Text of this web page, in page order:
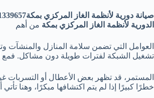
صيانة دورية لأنظمة الغاز المركزي بمكة0531339657
الدورية لأنظمة الغاز المركزي بمكة من أهم
العوامل التي تضمن سلامة المنازل والمنشآت
تشغيل الشبكة لفترات طويلة دون مشاكل. فمع
المستمر، قد تظهر بعض الأعطال أو التسربات
خطرًا كبيرًا إذا لم يتم اكتشافها مبكرًا، وهنا تأتي